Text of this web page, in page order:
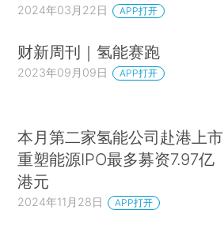
2024年03月22日 APP打开
财新周刊｜氢能赛跑
2023年09月09日 APP打开
本月第二家氢能公司赴港上市
重塑能源IPO最多募资7.97亿
港元
2024年11月28日 APP打开